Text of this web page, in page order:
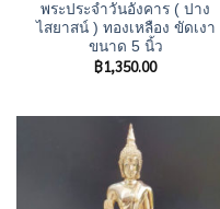
พระประจำวันอังคาร ( ปาง
ไสยาสน์ ) ทองเหลือง ขัดเงา
ขนาด 5 นิ้ว
฿1,350.00